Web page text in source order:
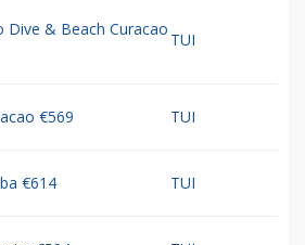
Dive & Beach Curacao
TUI
€569 TUI
€614 TUI